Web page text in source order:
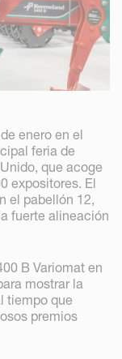
enero en el
feria de
que acoge
expositores. El
el pabellón 12,
fuerte alineación
B Variomat en
mostrar la
tiempo que
premios